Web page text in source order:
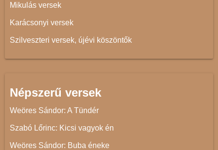
Mikulás versek
Karácsonyi versek
Szilveszteri versek, újévi köszöntők
Népszerű versek
Weöres Sándor: A Tündér
Szabó Lőrinc: Kicsi vagyok én
Weöres Sándor: Buba éneke